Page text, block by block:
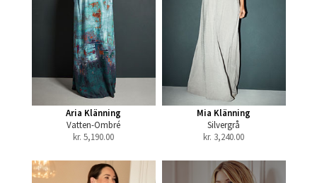
Aria Klänning
Vatten-Ombré
kr. 5,190.00
Mia Klänning
Silvergrå
kr. 3,240.00